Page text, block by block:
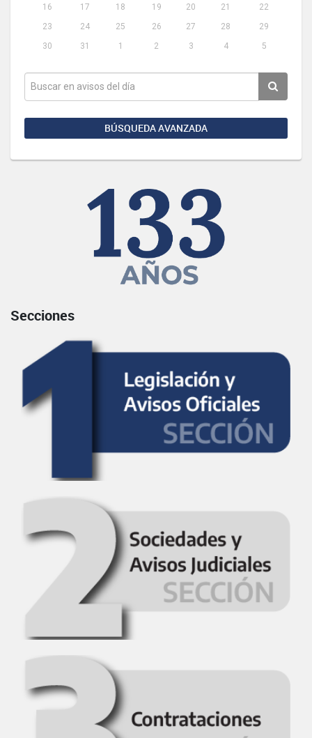
16
17 18 19 20 21
22
23
24 25 26 27 28
29
30
31 1 2 3 4 5
BÚSQUEDA AVANZADA
Secciones